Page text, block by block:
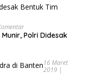
Polri Didesak
16 Maret
2019 |